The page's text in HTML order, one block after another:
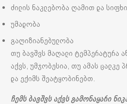
ძილის ნაკლებობა ღამით და
უმადობა
გაღიზიანებულობა
თუ ბავშვს მაღალი ტემპერატურა
აქვს, უმჯობესია, თუ ამას ცალკე
და ექიმს შეატყობინებთ.
ჩემს ბავშვს აქვს გამონაყარი